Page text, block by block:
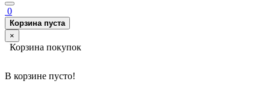
0
Корзина пуста
×
Корзина покупок
В корзине пусто!